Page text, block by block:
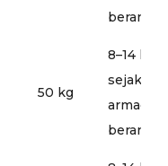
50 kg
8–14 hari
sejak
armada